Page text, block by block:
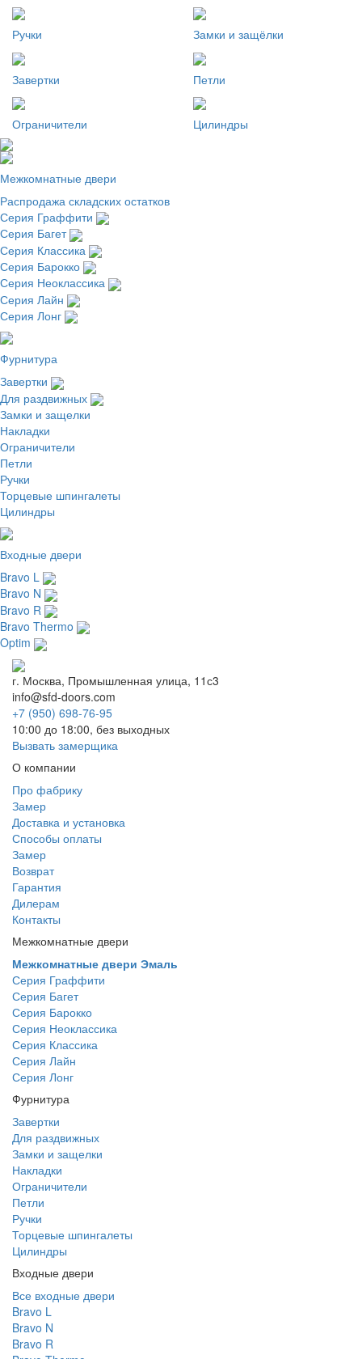
Ручки Замки и защёлки
Завертки Петли
Ограничители Цилиндры
Межкомнатные двери
Распродажа складских остатков
Серия Граффити
Серия Багет
Серия Классика
Серия Барокко
Серия Неоклассика
Серия Лайн
Серия Лонг
Фурнитура
Завертки
Для раздвижных
Замки и защелки
Накладки
Ограничители
Петли
Ручки
Торцевые шпингалеты
Цилиндры
Входные двери
Bravo L
Bravo N
Bravo R
Bravo Thermo
Optim
г. Москва, Промышленная улица, 11с3
info@sfd-doors.com
+7 (950) 698-76-95
10:00 до 18:00, без выходных
Вызвать замерщика
О компании
Про фабрику
Замер
Доставка и установка
Способы оплаты
Замер
Возврат
Гарантия
Дилерам
Контакты
Межкомнатные двери
Межкомнатные двери Эмаль
Серия Граффити
Серия Багет
Серия Барокко
Серия Неоклассика
Серия Классика
Серия Лайн
Серия Лонг
Фурнитура
Завертки
Для раздвижных
Замки и защелки
Накладки
Ограничители
Петли
Ручки
Торцевые шпингалеты
Цилиндры
Входные двери
Все входные двери
Bravo L
Bravo N
Bravo R